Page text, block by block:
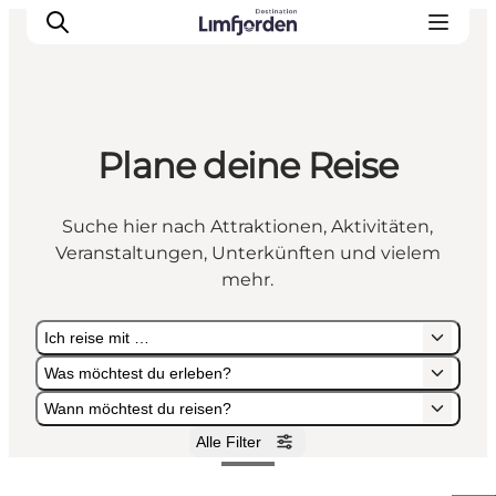
Plane deine Reise
Suche hier nach Attraktionen, Aktivitäten,
Veranstaltungen, Unterkünften und vielem
mehr.
Ich reise mit …
Was möchtest du erleben?
Wann möchtest du reisen?
Alle Filter